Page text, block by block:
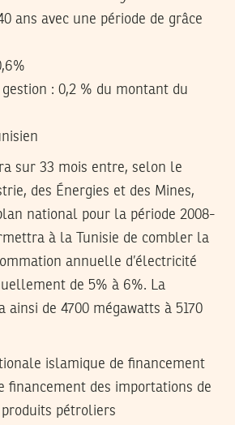
ans avec une période de grâce
: 0,2 % du montant du
sur 33 mois entre, selon le
des Énergies et des Mines,
national pour la période 2008-
à la Tunisie de combler la
annuelle d’électricité
de 5% à 6%. La
ainsi de 4700 mégawatts à 5170
islamique de financement
financement des importations de
pétroliers